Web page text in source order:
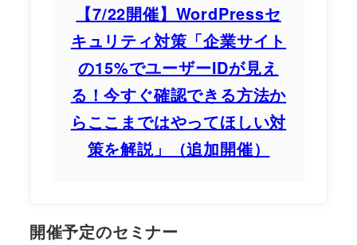
【7/22開催】WordPressセ
キュリティ対策「企業サイト
の15%でユーザーIDが見え
る！今すぐ確認できる方法か
らここまではやってほしい対
策を解説」（追加開催）
開催予定のセミナー